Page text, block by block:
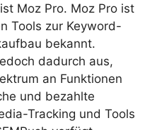
Moz Pro. Moz Pro ist
Tools zur Keyword-
bekannt.
dadurch aus,
an Funktionen
und bezahlte
Tracking und Tools